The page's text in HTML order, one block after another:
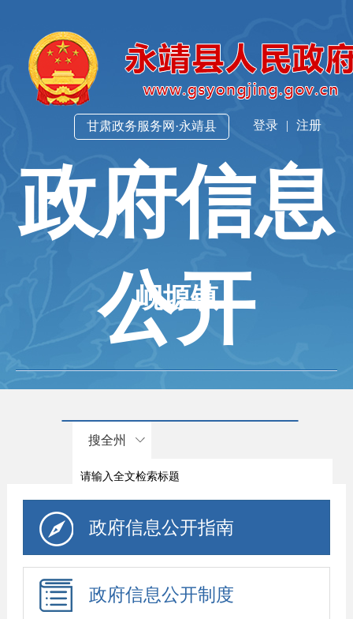
登录 | 注册
甘肃政务服务网·永靖县
政府信息
公开
岘塬镇
搜全州
政府信息公开指南
政府信息公开制度